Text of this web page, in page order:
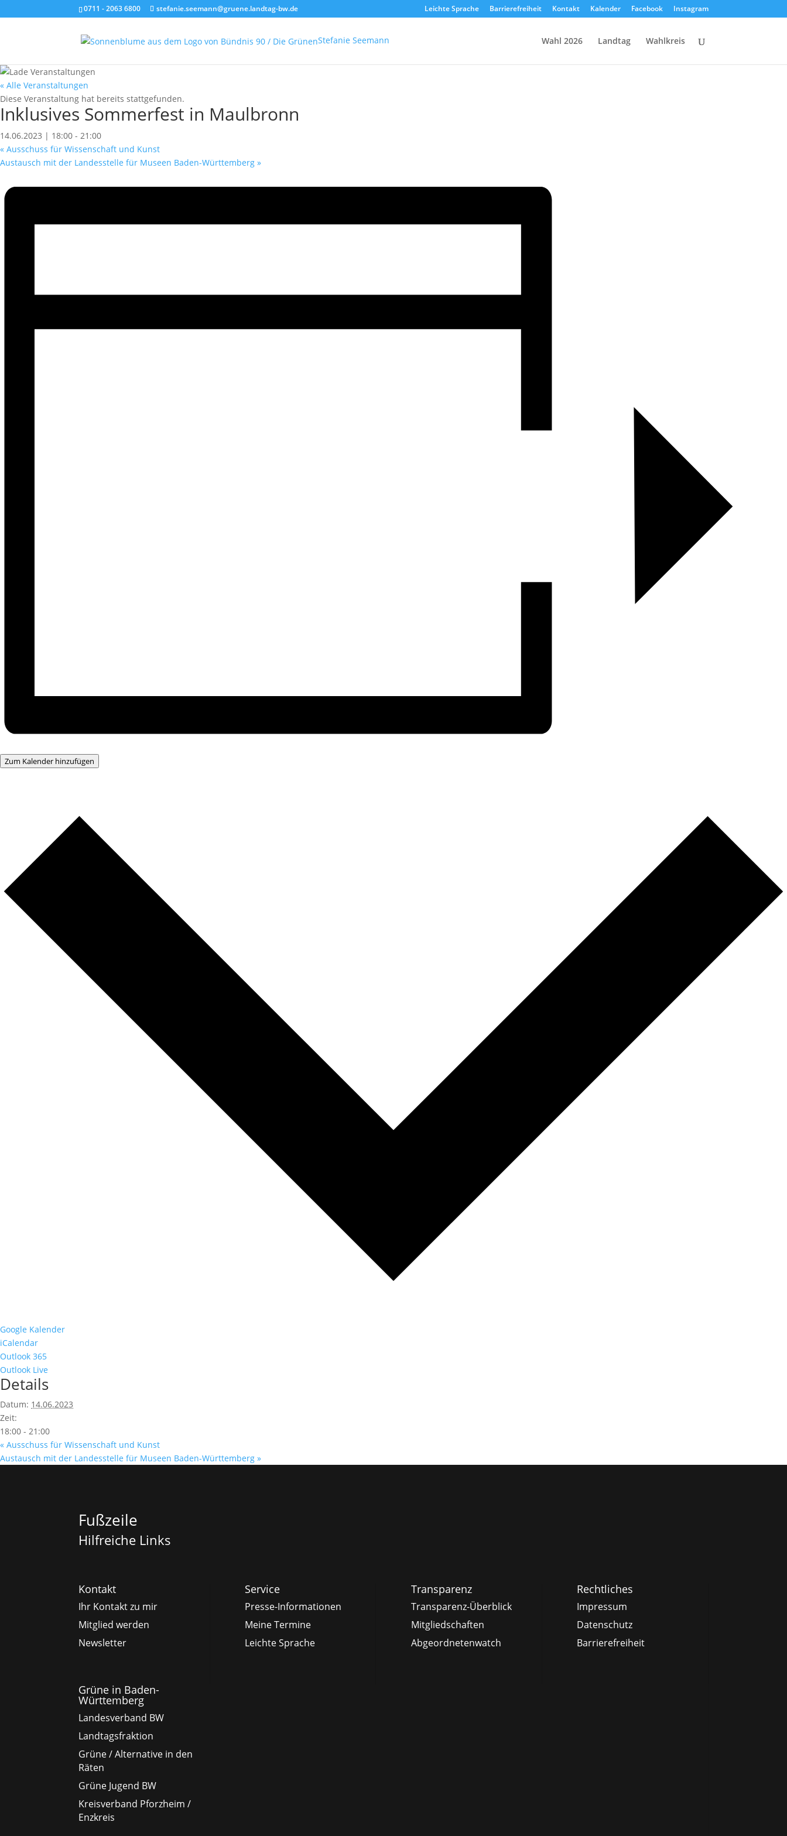
0711 - 2063 6800 stefanie.seemann@gruene.landtag-bw.de Leichte Sprache Barrierefreiheit Kontakt Kalender Facebook Instagram
Stefanie Seemann Wahl 2026 Landtag Wahlkreis
« Alle Veranstaltungen
Diese Veranstaltung hat bereits stattgefunden.
Inklusives Sommerfest in Maulbronn
14.06.2023 | 18:00 - 21:00
« Ausschuss für Wissenschaft und Kunst
Austausch mit der Landesstelle für Museen Baden-Württemberg »
Zum Kalender hinzufügen
Google Kalender
iCalendar
Outlook 365
Outlook Live
Details
Datum: 14.06.2023
Zeit:
18:00 - 21:00
« Ausschuss für Wissenschaft und Kunst
Austausch mit der Landesstelle für Museen Baden-Württemberg »
Fußzeile
Hilfreiche Links
Kontakt
Ihr Kontakt zu mir
Mitglied werden
Newsletter
Service
Presse-Informationen
Meine Termine
Leichte Sprache
Transparenz
Transparenz-Überblick
Mitgliedschaften
Abgeordnetenwatch
Rechtliches
Impressum
Datenschutz
Barrierefreiheit
Grüne in Baden-
Württemberg
Landesverband BW
Landtagsfraktion
Grüne / Alternative in den
Räten
Grüne Jugend BW
Kreisverband Pforzheim /
Enzkreis